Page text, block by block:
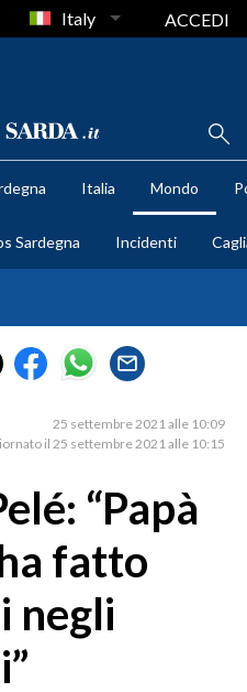
Italy ACCEDI
Italia Mondo
Sardegna Incidenti
25 settembre 2021 alle 10:09
il 25 settembre 2021 alle 10:15
“Papà
fatto
negli